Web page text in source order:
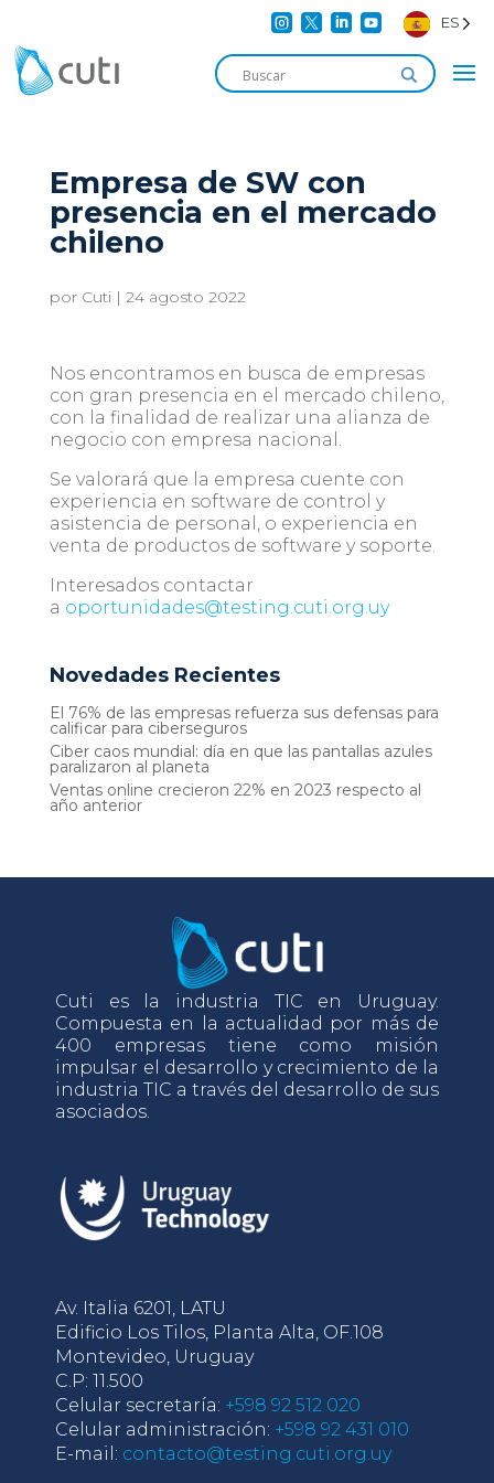
    ES
Empresa de SW con
presencia en el mercado
chileno
por Cuti| 24 agosto 2022
Nos encontramos en busca de empresas
con gran presencia en el mercado chileno,
con la finalidad de realizar una alianza de
negocio con empresa nacional.
Se valorará que la empresa cuente con
experiencia en software de control y
asistencia de personal, o experiencia en
venta de productos de software y soporte.
Interesados contactar
a oportunidades@testing.cuti.org.uy
Novedades Recientes
El 76% de las empresas refuerza sus defensas para
calificar para ciberseguros
Ciber caos mundial: día en que las pantallas azules
paralizaron al planeta
Ventas online crecieron 22% en 2023 respecto al
año anterior
Cuti es la industria TIC en Uruguay.
Compuesta en la actualidad por más de
400 empresas tiene como misión
impulsar el desarrollo y crecimiento de la
industria TIC a través del desarrollo de sus
asociados.
Av. Italia 6201, LATU
Edificio Los Tilos, Planta Alta, OF.108
Montevideo, Uruguay
C.P: 11.500
Celular secretaría: +598 92 512 020
Celular administración: +598 92 431 010
E-mail: contacto@testing.cuti.org.uy